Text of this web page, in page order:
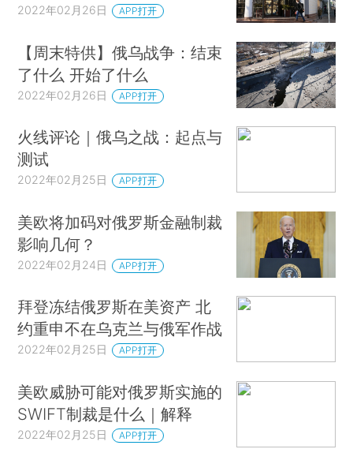
2022年02月26日 APP打开
【周末特供】俄乌战争：结束
了什么 开始了什么
2022年02月26日 APP打开
火线评论｜俄乌之战：起点与
测试
2022年02月25日 APP打开
美欧将加码对俄罗斯金融制裁
影响几何？
2022年02月24日 APP打开
拜登冻结俄罗斯在美资产 北
约重申不在乌克兰与俄军作战
2022年02月25日 APP打开
美欧威胁可能对俄罗斯实施的
SWIFT制裁是什么｜解释
2022年02月25日 APP打开